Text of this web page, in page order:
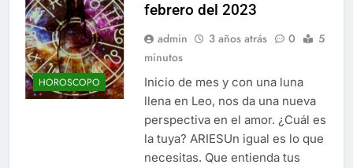
HOROSCOPO
febrero del 2023
admin 3 años atrás 0
5
minutos
Inicio de mes y con una luna
llena en Leo, nos da una nueva
perspectiva en el amor. ¿Cuál es
la tuya? ARIESUn igual es lo que
necesitas. Que entienda tus